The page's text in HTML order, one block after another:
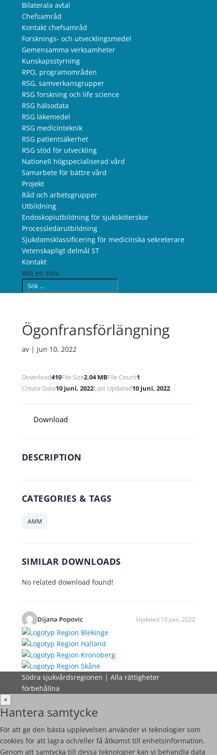
Bilaterala avtal
Chefsamråd
Kontakt chefsamråd
Forsknings- och utvecklingsmedel
Gemensamma verksamheter
Kunskapsstyrning
RPO, programområden
RSG, samverkansgrupper
RSG forskning och life science
RSG hälsodata
RSG läkemedel
RSG medicinteknik
RSG patientsäkerhet
RSG stöd för utveckling
Nationell högspecialiserad vård
Samarbete för bättre vård
Projekt
Råd och arbetsgrupper
Utbildning
Endoskopiutbildning för sjuksköterskor
Processledarutbildning
Sjukdomsklassificering för medicinska sekreterare
Vetenskapligt delmål ST
Kontakt
Välj en sida
Ögonfransförlängning
av | jun 10, 2022
Download410File Size2.04 MBFile Count1
Create Date10 juni, 2022Last Updated10 juni, 2022
Download
DESCRIPTION
CATEGORIES & TAGS
AMM
SIMILAR DOWNLOADS
No related download found!
Dijana Popovic Updated 10 juni, 2022
Södra sjukvårdsregionen | Alla rättigheter
förbehållna
×
Hantera samtycke
För att ge den bästa upplevelsen använder vi teknologier som
cookies för att lagra och/eller få åtkomst till enhetsinformation.
Genom att samtycka till dessa teknologier kan vi behandla data